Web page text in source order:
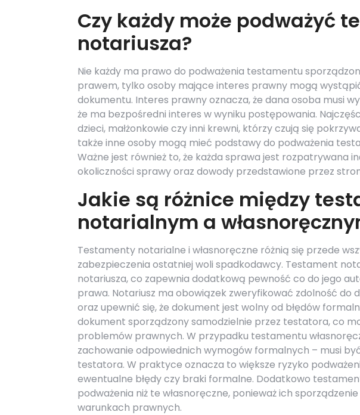
Czy każdy może podważyć
notariusza?
Nie każdy ma prawo do podważenia testamentu
prawem, tylko osoby mające interes prawny mogą
dokumentu. Interes prawny oznacza, że dana osoba musi
że ma bezpośredni interes w wyniku postępowania.
dzieci, małżonkowie czy inni krewni, którzy czują się
także inne osoby mogą mieć podstawy do podważenia
Ważne jest również to, że każda sprawa jest rozpatrywana
okoliczności sprawy oraz dowody przedstawione przez
Jakie są różnice między
notarialnym a
Testamenty notarialne i własnoręczne różnią się przede
zabezpieczenia ostatniej woli spadkodawcy. Testament
notariusza, co zapewnia dodatkową pewność co do jego
prawa. Notariusz ma obowiązek zweryfikować zdolność do
oraz upewnić się, że dokument jest wolny od błędów
dokument sporządzony samodzielnie przez testatora, co
problemów prawnych. W przypadku testamentu
zachowanie odpowiednich wymogów formalnych – musi
testatora. W praktyce oznacza to większe ryzyko
ewentualne błędy czy braki formalne. Dodatkowo
podważenia niż te własnoręczne, ponieważ ich
warunkach prawnych.